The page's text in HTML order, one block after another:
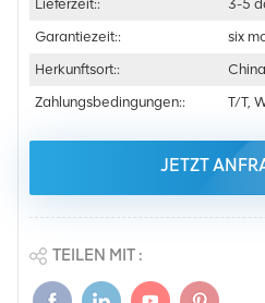
Lieferzeit::
3-5
Garantiezeit::
six
Herkunftsort::
China
Zahlungsbedingungen::
T/T,
JETZT
TEILEN MIT :